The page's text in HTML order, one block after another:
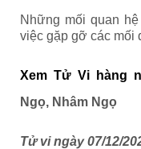
Những mối quan
việc gặp gỡ các mối
Xem Tử Vi hàng
Ngọ, Nhâm Ngọ
Tử vi ngày 07/12/